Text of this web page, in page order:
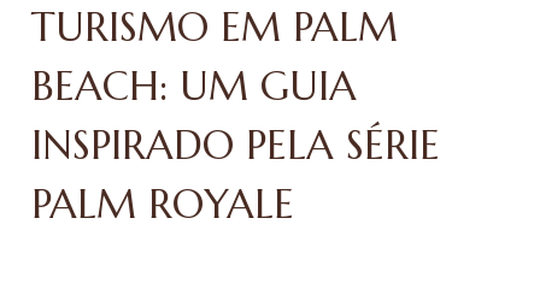
TURISMO EM PALM
BEACH: UM GUIA
INSPIRADO PELA SÉRIE
PALM ROYALE